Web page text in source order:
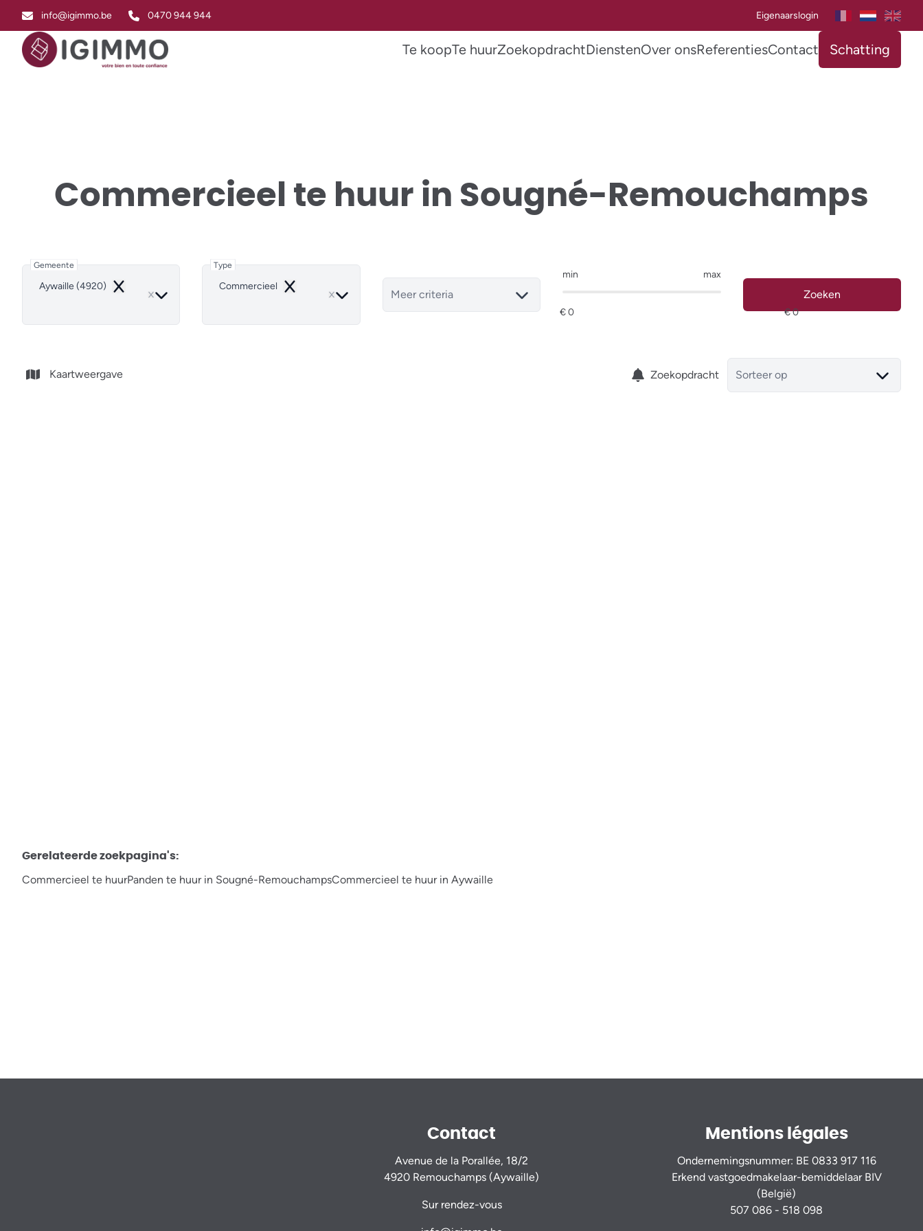
info@igimmo.be 0470 944 944 Eigenaarslogin
Te koopTe huurZoekopdrachtDienstenOver onsReferentiesContact Schatting
Commercieel te huur in Sougné-Remouchamps
Gemeente
Aywaille (4920)
Remove
Type
Commercieel
Remove Meer criteria
min max
Zoeken
Kaartweergave Zoekopdracht Sorteer op
Gerelateerde zoekpagina's:
Commercieel te huurPanden te huur in Sougné-RemouchampsCommercieel te huur in Aywaille
Contact
Avenue de la Porallée, 18/2
4920 Remouchamps (Aywaille)
Sur rendez-vous
Mentions légales
Ondernemingsnummer: BE 0833 917 116
Erkend vastgoedmakelaar-bemiddelaar BIV
(België)
507 086 - 518 098